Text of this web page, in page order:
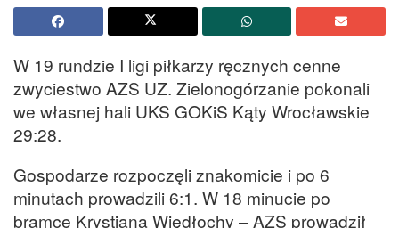
W 19 rundzie I ligi piłkarzy ręcznych cenne
zwyciestwo AZS UZ. Zielonogórzanie pokonali
we własnej hali UKS GOKiS Kąty Wrocławskie
29:28.
Gospodarze rozpoczęli znakomicie i po 6
minutach prowadzili 6:1. W 18 minucie po
bramce Krystiana Więdłochy – AZS prowadził